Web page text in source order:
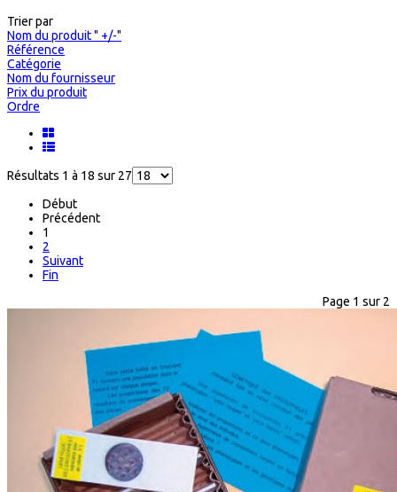
Trier par
Nom du produit " +/-"
Référence
Catégorie
Nom du fournisseur
Prix du produit
Ordre
Résultats 1 à 18 sur 27
Début
Précédent
1
2
Suivant
Fin
Page 1 sur 2